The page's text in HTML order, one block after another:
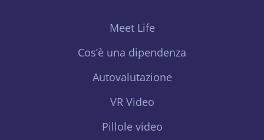
Meet Life
Cos’è una dipendenza
Autovalutazione
VR Video
Pillole video